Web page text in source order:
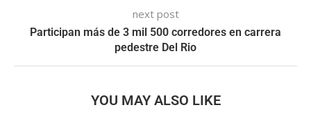
next post
Participan más de 3 mil 500 corredores en carrera
pedestre Del Rio
YOU MAY ALSO LIKE